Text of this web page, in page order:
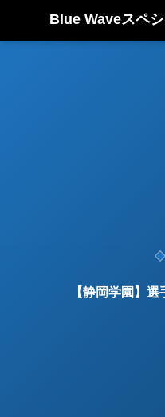
Blue Waveスペ
【静岡学園】